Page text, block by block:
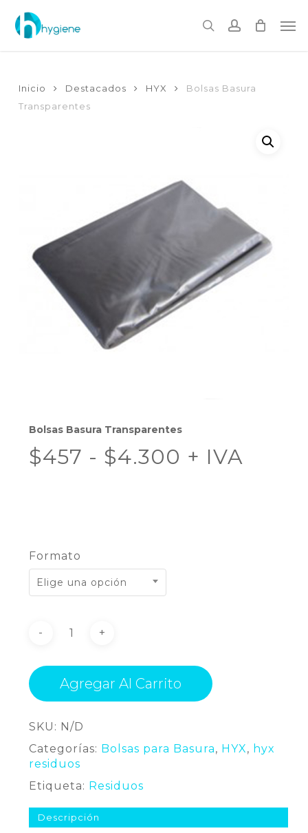
main
content
searchaccount
Inicio Destacados HYX
Bolsas Basura
Transparentes
Bolsas Basura Transparentes
$457 - $4.300 Rango
+ IVA
Formato
Elige una opción
Agregar Al Carrito
SKU: N/D
Categorías: Bolsas para Basura, HYX, hyx
residuos
Etiqueta: Residuos
Descripción